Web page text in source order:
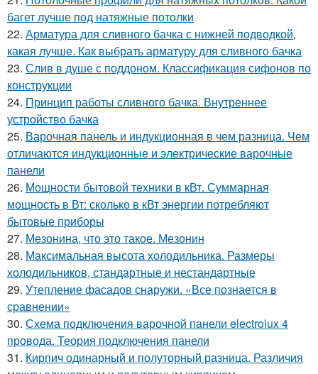
багет лучше под натяжные потолки
22. Арматура для сливного бачка с нижней подводкой,
какая лучше. Как выбрать арматуру для сливного бачка
23. Слив в душе с поддоном. Классификация сифонов по
конструкции
24. Принцип работы сливного бачка. Внутреннее
устройство бачка
25. Варочная панель и индукционная в чем разница. Чем
отличаются индукционные и электрические варочные
панели
26. Мощности бытовой техники в кВт. Суммарная
мощность в Вт: сколько в кВт энергии потребляют
бытовые приборы
27. Мезонина, что это такое. Мезонин
28. Максимальная высота холодильника. Размеры
холодильников, стандартные и нестандартные
29. Утепление фасадов снаружи. «Все познается в
сравнении»
30. Схема подключения варочной панели electrolux 4
провода. Теория подключения панели
31. Кирпич одинарный и полуторный разница. Различия